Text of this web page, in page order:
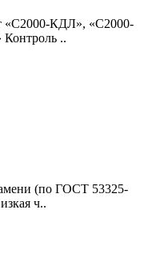
«С2000-КДЛ», «С2000-
..
(по ГОСТ 53325-
ч..